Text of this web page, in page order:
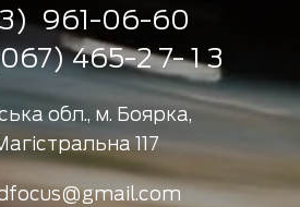
961-06-60
465-2 7- 1 3
обл., м. Боярка,
117